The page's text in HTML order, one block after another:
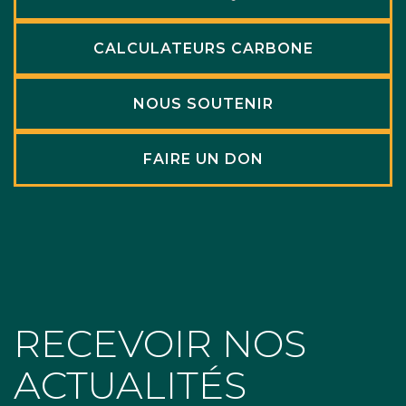
CALCULATEURS CARBONE
NOUS SOUTENIR
FAIRE UN DON
RECEVOIR NOS
ACTUALITÉS